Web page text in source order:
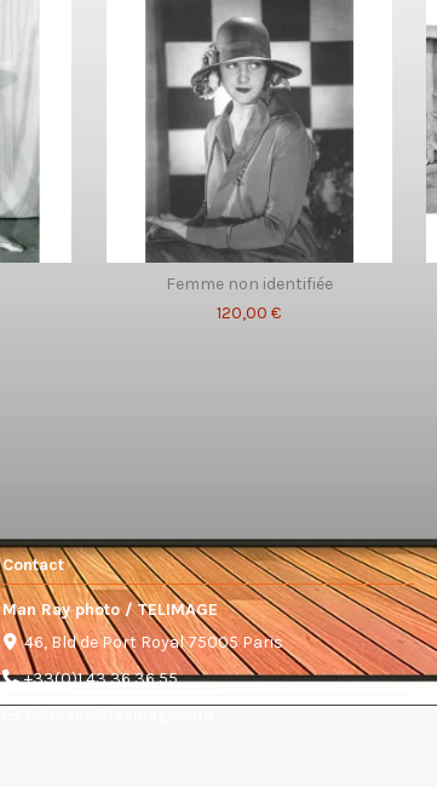
Femme non identifiée
120,00 €
Contact
Man Ray photo / TELIMAGE
46, Bld de Port Royal 75005 Paris
+33(0)1 43 36 36 55